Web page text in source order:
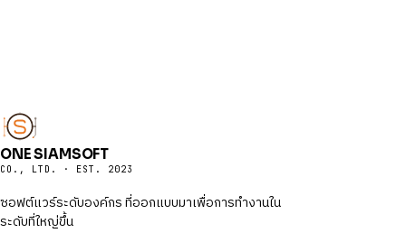
ONE SIAMSOFT
CO., LTD. · EST. 2023
ซอฟต์แวร์ระดับองค์กร ที่ออกแบบมาเพื่อการทำงานใน
ระดับที่ใหญ่ขึ้น